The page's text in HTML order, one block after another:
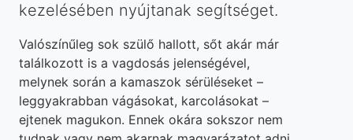
kezelésében nyújtanak segítséget.
Valószínűleg sok szülő hallott, sőt akár már
találkozott is a vagdosás jelenségével,
melynek során a kamaszok sérüléseket –
leggyakrabban vágásokat, karcolásokat –
ejtenek magukon. Ennek okára sokszor nem